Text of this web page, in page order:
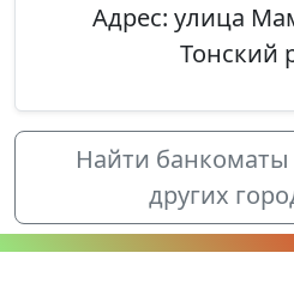
Адрес: улица
Тонский
Найти
других